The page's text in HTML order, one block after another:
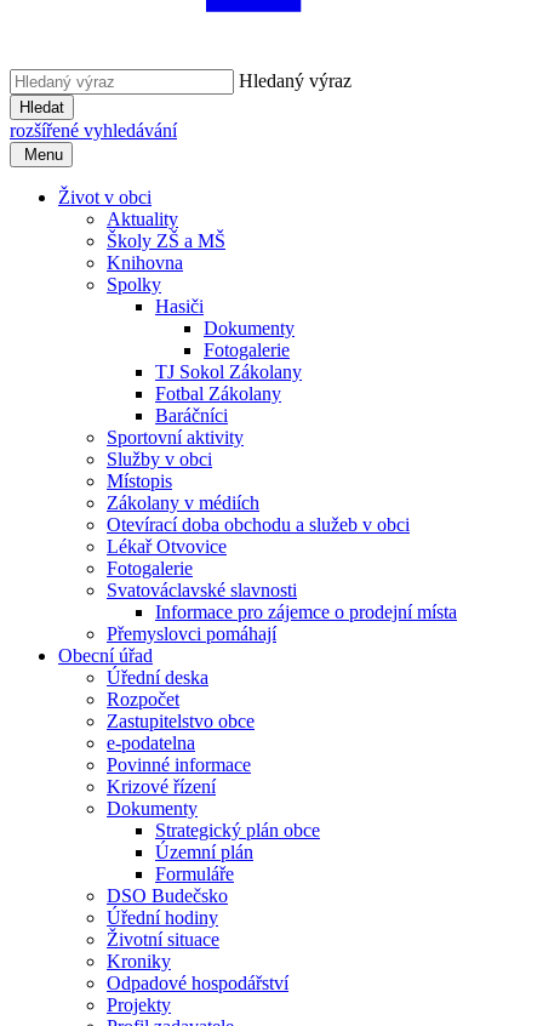
Hledaný výraz
Hledat
rozšířené vyhledávání
Menu
Život v obci
Aktuality
Školy ZŠ a MŠ
Knihovna
Spolky
Hasiči
Dokumenty
Fotogalerie
TJ Sokol Zákolany
Fotbal Zákolany
Baráčníci
Sportovní aktivity
Služby v obci
Místopis
Zákolany v médiích
Otevírací doba obchodu a služeb v obci
Lékař Otvovice
Fotogalerie
Svatováclavské slavnosti
Informace pro zájemce o prodejní místa
Přemyslovci pomáhají
Obecní úřad
Úřední deska
Rozpočet
Zastupitelstvo obce
e-podatelna
Povinné informace
Krizové řízení
Dokumenty
Strategický plán obce
Územní plán
Formuláře
DSO Budečsko
Úřední hodiny
Životní situace
Kroniky
Odpadové hospodářství
Projekty